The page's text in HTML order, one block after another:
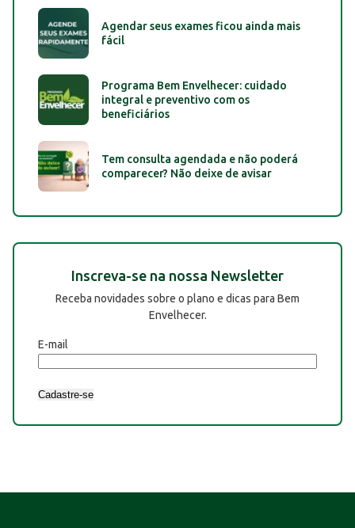
Agendar seus exames ficou ainda mais
fácil
Programa Bem Envelhecer: cuidado
integral e preventivo com os
beneficiários
Tem consulta agendada e não poderá
comparecer? Não deixe de avisar
Inscreva-se na nossa Newsletter
Receba novidades sobre o plano e dicas para Bem
Envelhecer.
E-mail
Cadastre-se